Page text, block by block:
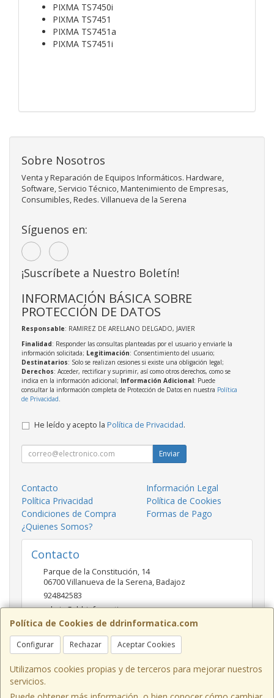
PIXMA TS7450i
PIXMA TS7451
PIXMA TS7451a
PIXMA TS7451i
Política de Cookies de ddrinformatica.com
Configurar Rechazar Aceptar Cookies
Utilizamos cookies propias y de terceros para mejorar nuestros
servicios.
Sobre Nosotros
Venta y Reparación de Equipos Informáticos. Hardware,
Software, Servicio Técnico, Mantenimiento de Empresas,
Consumibles, Redes. Villanueva de la Serena
Síguenos en:
¡Suscríbete a Nuestro Boletín!
INFORMACIÓN BÁSICA SOBRE
PROTECCIÓN DE DATOS
Responsable: RAMIREZ DE ARELLANO DELGADO, JAVIER
Finalidad: Responder las consultas planteadas por el usuario y enviarle la
información solicitada; Legitimación: Consentimiento del usuario;
Destinatarios: Solo se realizan cesiones si existe una obligación legal;
Derechos: Acceder, rectificar y suprimir, así como otros derechos, como se
indica en la información adicional; Información Adicional: Puede
consultar la información completa de Protección de Datos en nuestra Política
de Privacidad
He leído y acepto la Política de Privacidad.
Enviar
Contacto
Información Legal
Política Privacidad
Política de Cookies
Condiciones de Compra
Formas de Pago
¿Quienes Somos?
Contacto
Parque de la Constitución, 14
06700Villanueva de la Serena,Badajoz
924842583
admin@ddrinformatica.com
Horario
Mañanas 9.30 - 14 Tardes 17 - 20